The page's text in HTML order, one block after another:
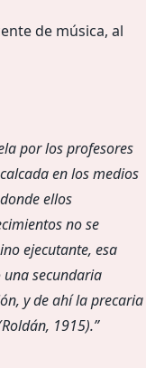
de música, al
por los profesores
en los medios
ellos
no se
ejecutante, esa
secundaria
y de ahí la precaria
1915).